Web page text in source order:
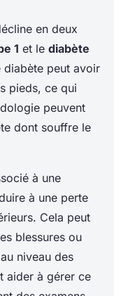
en deux
1 et le diabète
diabète peut avoir
pieds, ce qui
peuvent
dont souffre le
à une
à une perte
Cela peut
blessures ou
niveau des
aider à gérer ce